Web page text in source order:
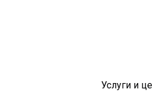
Услуги и